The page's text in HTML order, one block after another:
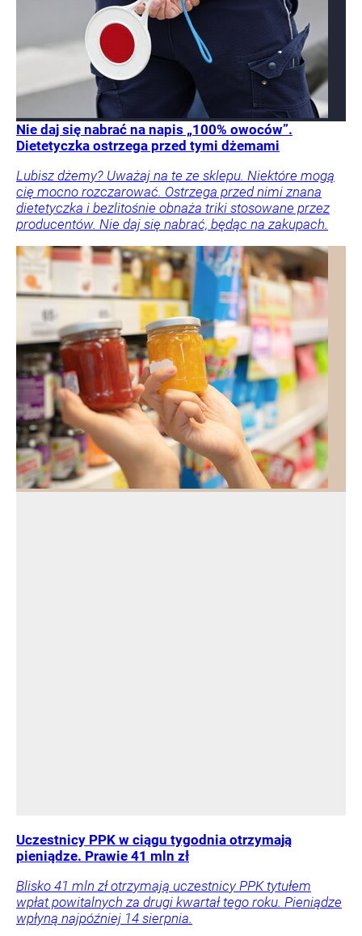
Nie daj się nabrać na napis „100% owoców”.
Dietetyczka ostrzega przed tymi dżemami
Lubisz dżemy? Uważaj na te ze sklepu. Niektóre mogą
cię mocno rozczarować. Ostrzega przed nimi znana
dietetyczka i bezlitośnie obnaża triki stosowane przez
producentów. Nie daj się nabrać, będąc na zakupach.
Uczestnicy PPK w ciągu tygodnia otrzymają
pieniądze. Prawie 41 mln zł
Blisko 41 mln zł otrzymają uczestnicy PPK tytułem
wpłat powitalnych za drugi kwartał tego roku. Pieniądze
wpłyną najpóźniej 14 sierpnia.